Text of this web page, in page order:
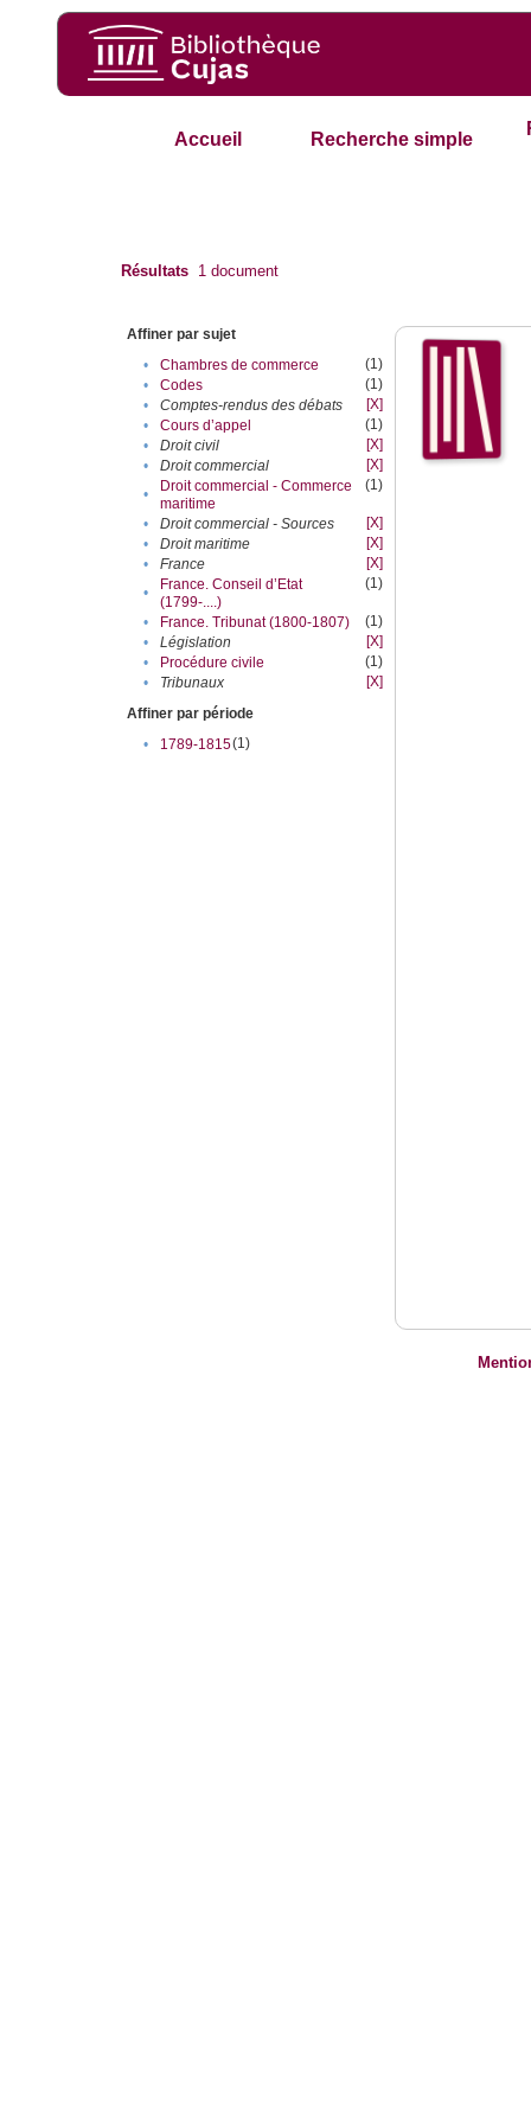
Accueil Recherche simple
Résultats 1 document
Affiner par sujet
•
Chambres de commerce
(1)
•
Codes
(1)
•
Comptes-rendus des débats
[X]
•
Cours d’appel
(1)
•
Droit civil
[X]
•
Droit commercial
[X]
•
Droit commercial - Commerce
maritime
(1)
• Droit commercial - Sources
[X]
•
Droit maritime
[X]
•
France
[X]
•
France. Conseil d’Etat
(1799-....)
(1)
• France. Tribunat (1800-1807)
(1)
•
Législation
[X]
•
Procédure civile
(1)
•
Tribunaux
[X]
Affiner par période
•
1789-1815(1)